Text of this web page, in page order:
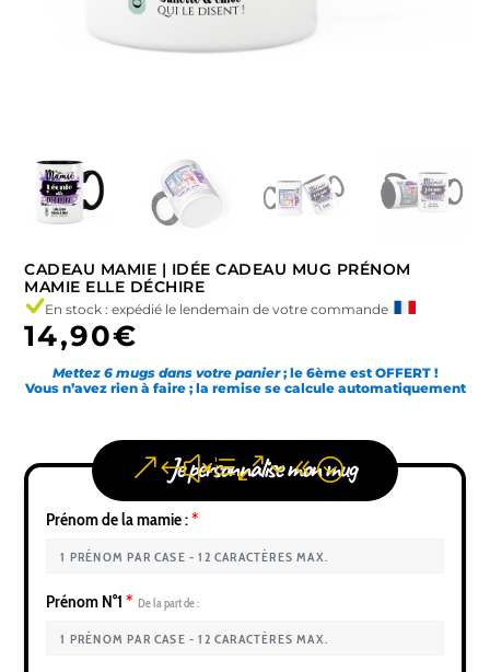
CADEAU MAMIE | IDÉE CADEAU MUG PRÉNOM
MAMIE ELLE DÉCHIRE
En stock : expédié le lendemain de votre commande
14,90€
Mettez 6 mugs dans votre panier; le 6ème est OFFERT !
Vous n’avez rien à faire ; la remise se calcule automatiquement
Je personnalise mon mug
Prénom de la mamie :*
Prénom N°1 * De la part de :